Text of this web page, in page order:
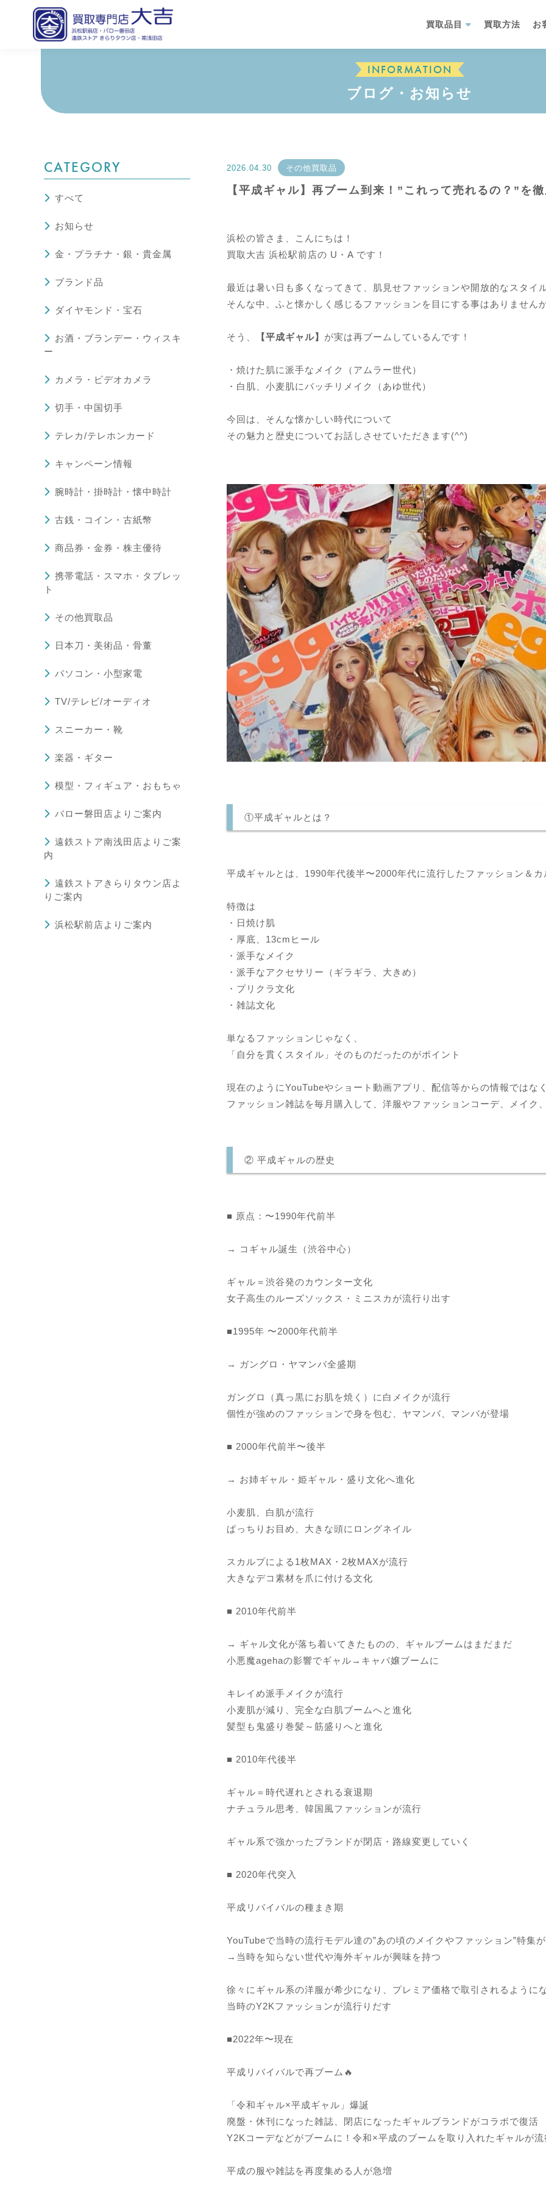
買取品目 買取方法 お
INFORMATION
ブログ・お知らせ
2026.04.30 その他買取品
【平成ギャル】再ブーム到来！”これって売れるの？”を徹
浜松の皆さま、こんにちは！
買取大吉 浜松駅前店の U・A です！
最近は暑い日も多くなってきて、肌見せファッションや開放的なスタイ
そんな中、ふと懐かしく感じるファッションを目にする事はありません
そう、 【平成ギャル】 が実は再ブームしているんです！
・焼けた肌に派手なメイク（アムラー世代）
・白肌、小麦肌にバッチリメイク（あゆ世代）
今回は、そんな懐かしい時代について
その魅力と歴史についてお話しさせていただきます(^^)
①平成ギャルとは？
平成ギャルとは、1990年代後半〜2000年代に流行したファッション＆カ
特徴は
・日焼け肌
・厚底、13cmヒール
・派手なメイク
・派手なアクセサリー（ギラギラ、大きめ）
・プリクラ文化
・雑誌文化
単なるファッションじゃなく、
「自分を貫くスタイル」そのものだったのがポイント
現在のようにYouTubeやショート動画アプリ、配信等からの情報ではなく
ファッション雑誌を毎月購入して、洋服やファッションコーデ、メイク
② 平成ギャルの歴史
■ 原点：〜1990年代前半
→ コギャル誕生（渋谷中心）
ギャル＝渋谷発のカウンター文化
女子高生のルーズソックス・ミニスカが流行り出す
■1995年 〜2000年代前半
→ ガングロ・ヤマンバ全盛期
ガングロ（真っ黒にお肌を焼く）に白メイクが流行
個性が強めのファッションで身を包む、ヤマンバ、マンバが登場
■ 2000年代前半〜後半
→ お姉ギャル・姫ギャル・盛り文化へ進化
小麦肌、白肌が流行
ぱっちりお目め、大きな頭にロングネイル
スカルプによる1枚MAX・2枚MAXが流行
大きなデコ素材を爪に付ける文化
■ 2010年代前半
→ ギャル文化が落ち着いてきたものの、ギャルブームはまだまだ
小悪魔agehaの影響でギャル→キャバ嬢ブームに
キレイめ派手メイクが流行
小麦肌が減り、完全な白肌ブームへと進化
髪型も鬼盛り巻髪～筋盛りへと進化
■ 2010年代後半
ギャル＝時代遅れとされる衰退期
ナチュラル思考、韓国風ファッションが流行
ギャル系で強かったブランドが閉店・路線変更していく
■ 2020年代突入
平成リバイバルの種まき期
YouTubeで当時の流行モデル達の”あの頃のメイクやファッション”特集
→当時を知らない世代や海外ギャルが興味を持つ
徐々にギャル系の洋服が希少になり、プレミア価格で取引されるように
当時のY2Kファッションが流行りだす
■2022年〜現在
平成リバイバルで再ブーム🔥
「令和ギャル×平成ギャル」爆誕
廃盤・休刊になった雑誌、閉店になったギャルブランドがコラボで復活
Y2Kコーデなどがブームに！令和×平成のブームを取り入れたギャルが流
平成の服や雑誌を再度集める人が急増
CATEGORY
すべて
お知らせ
金・プラチナ・銀・貴金属
ブランド品
ダイヤモンド・宝石
お酒・ブランデー・ウィスキ
ー
カメラ・ビデオカメラ
切手・中国切手
テレカ/テレホンカード
キャンペーン情報
腕時計・掛時計・懐中時計
古銭・コイン・古紙幣
商品券・金券・株主優待
携帯電話・スマホ・タブレッ
ト
その他買取品
日本刀・美術品・骨董
パソコン・小型家電
TV/テレビ/オーディオ
スニーカー・靴
楽器・ギター
模型・フィギュア・おもちゃ
バロー磐田店よりご案内
遠鉄ストア南浅田店よりご案
内
遠鉄ストアきらりタウン店よ
りご案内
浜松駅前店よりご案内